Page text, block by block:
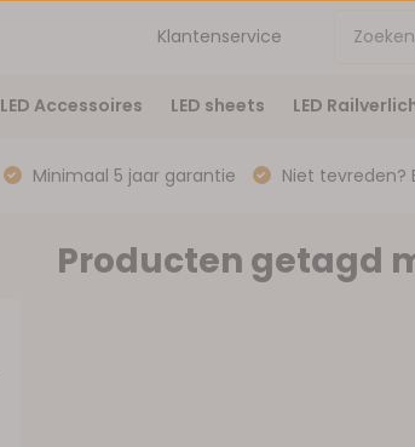
Klantenservice
LED Accessoires LED sheets LED
Minimaal 5 jaar garantie Niet tevreden?
Producten getagd